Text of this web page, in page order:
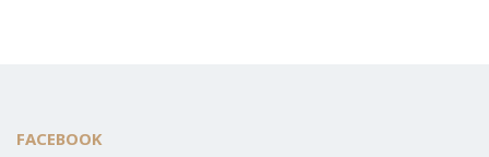
FACEBOOK